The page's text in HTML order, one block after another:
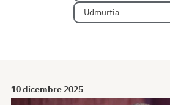
Udmurtia
10 dicembre 2025